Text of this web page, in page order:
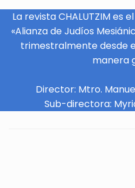
La revista CHALUTZIM es
«Alianza de Judíos
trimestralmente desde
manera
Director: Mtro.
Sub-directora: